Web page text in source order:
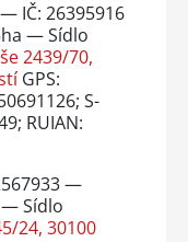
— IČ: 26395916
— Sídlo
2439/70,
GPS:
S-
RUIAN:
—
— Sídlo
24, 30100